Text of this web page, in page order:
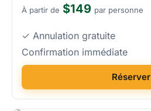
À partir de $149 par personne
✓ Annulation gratuite
Confirmation immédiate
Réserver